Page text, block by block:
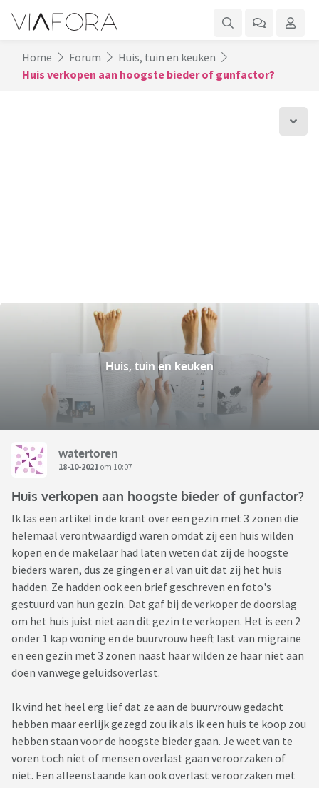
Home Forum
Huis, tuin en keuken
Huis verkopen aan hoogste bieder of gunfactor?
Huis, tuin en keuken
watertoren
18-10-2021 om 10:07
Huis verkopen aan hoogste bieder of gunfactor?
Ik las een artikel in de krant over een gezin met 3 zonen die
helemaal verontwaardigd waren omdat zij een huis wilden
kopen en de makelaar had laten weten dat zij de hoogste
bieders waren, dus ze gingen er al van uit dat zij het huis
hadden. Ze hadden ook een brief geschreven en foto's
gestuurd van hun gezin. Dat gaf bij de verkoper de doorslag
om het huis juist niet aan dit gezin te verkopen. Het is een 2
onder 1 kap woning en de buurvrouw heeft last van migraine
en een gezin met 3 zonen naast haar wilden ze haar niet aan
doen vanwege geluidsoverlast.
Ik vind het heel erg lief dat ze aan de buurvrouw gedacht
hebben maar eerlijk gezegd zou ik als ik een huis te koop zou
hebben staan voor de hoogste bieder gaan. Je weet van te
voren toch niet of mensen overlast gaan veroorzaken of
niet. Een alleenstaande kan ook overlast veroorzaken met